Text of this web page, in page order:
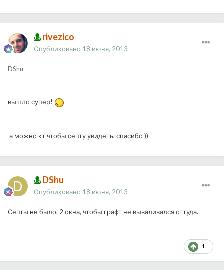
rivezico
Опубликовано 18 июня, 2013
DShu
вышло супер!
а можно кт чтобы септу увидеть, спасибо ))
DShu
Опубликовано 18 июня, 2013
Септы не было. 2 окна, чтобы графт не вываливался оттуда.
1